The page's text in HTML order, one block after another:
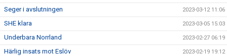
Seger i avslutningen 2023-03-12 11:06
SHE klara 2023-03-05 15:03
Underbara Norrland 2023-02-27 06:19
Härlig insats mot Eslöv 2023-02-19 19:12